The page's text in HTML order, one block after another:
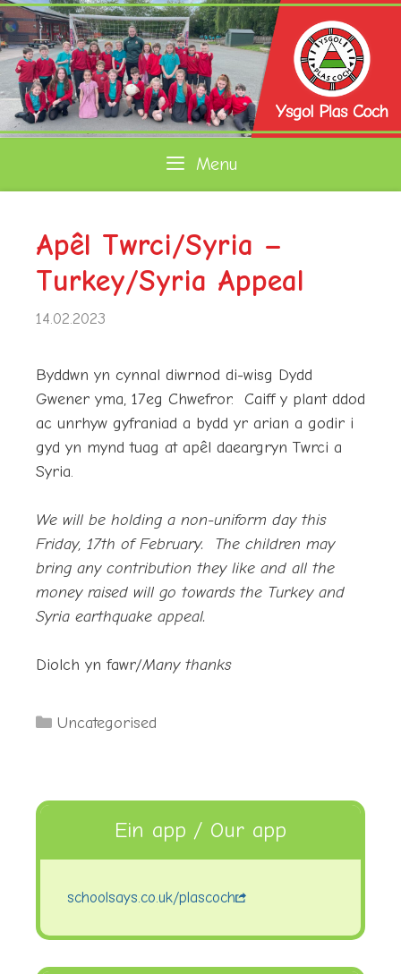
Skip
to
content
Menu
Apêl Twrci/Syria –
Turkey/Syria Appeal
14.02.2023
Byddwn yn cynnal diwrnod di-wisg Dydd
Gwener yma, 17eg Chwefror. Caiff y plant ddod
ac unrhyw gyfraniad a bydd yr arian a godir i
gyd yn mynd tuag at apêl daeargryn Twrci a
Syria.
We will be holding a non-uniform day this
Friday, 17th of February. The children may
bring any contribution they like and all the
money raised will go towards the Turkey and
Syria earthquake appeal.
Diolch yn fawr/Many thanks
Categories
Uncategorised
Ein app / Our app
schoolsays.co.uk/plascoch